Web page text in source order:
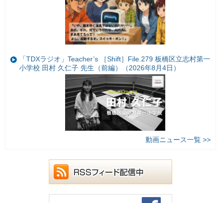
「TDXラジオ」Teacher’s ［Shift］File.279 板橋区立志村第一
小学校 田村 久仁子 先生（前編）（2026年8月4日）
動画ニュース一覧 >>